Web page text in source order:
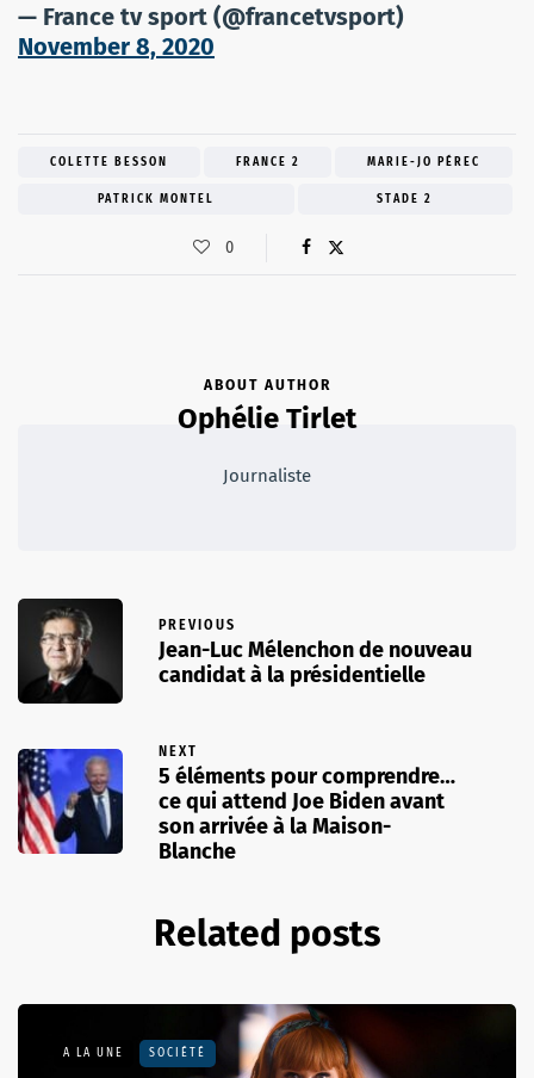
— France tv sport (@francetvsport)
November 8, 2020
COLETTE BESSON FRANCE 2 MARIE-JO PÉREC
PATRICK MONTEL STADE 2
0
ABOUT AUTHOR
Ophélie Tirlet
Journaliste
PREVIOUS
Jean-Luc Mélenchon de nouveau
candidat à la présidentielle
NEXT
5 éléments pour comprendre…
ce qui attend Joe Biden avant
son arrivée à la Maison-
Blanche
Related posts
A LA UNE SOCIÉTÉ